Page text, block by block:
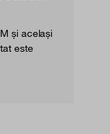
și același
este